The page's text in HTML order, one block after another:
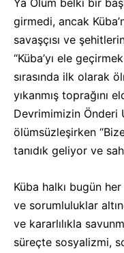
Ya Ölüm belki bir
girmedi, ancak
savaşçısı ve
“Küba’yı ele
sırasında ilk olarak
yıkanmış toprağını
Devrimimizin Önderi
ölümsüzleşirken
tanıdık geliyor ve
Küba halkı bugün
ve sorumluluklar
ve kararlılıkla
süreçte sosyalizmi,